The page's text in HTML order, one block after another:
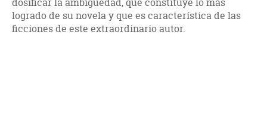
logrado de su novela y que es característica de las
ficciones de este extraordinario autor.